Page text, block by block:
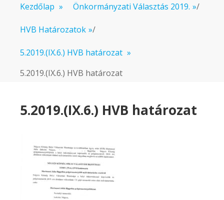
Kezdőlap » Önkormányzati Választás 2019. »/
HVB Határozatok »/
5.2019.(IX.6.) HVB határozat »
5.2019.(IX.6.) HVB határozat
5.2019.(IX.6.) HVB határozat